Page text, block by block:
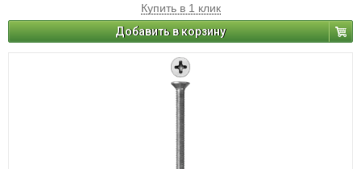
Купить в 1 клик
Добавить в корзину